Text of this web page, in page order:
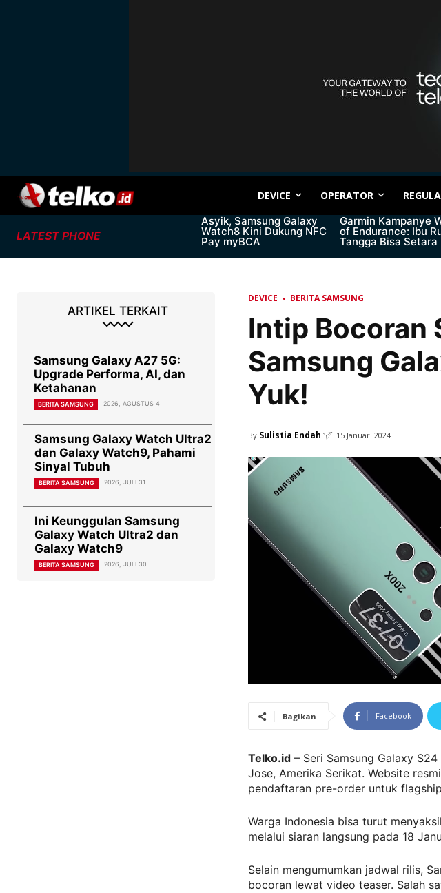
DEVICE OPERATOR
LATEST PHONE
Asyik, Samsung Galaxy
Watch8 Kini Dukung NFC
Pay myBCA
Garmin Kampanye
of Endurance: Ibu
Tangga Bisa Setara
ARTIKEL TERKAIT
Samsung Galaxy A27 5G:
Upgrade Performa, AI, dan
Ketahanan
BERITA SAMSUNG 2026, AGUSTUS 4
Samsung Galaxy Watch Ultra2
dan Galaxy Watch9, Pahami
Sinyal Tubuh
BERITA SAMSUNG 2026, JULI 31
Ini Keunggulan Samsung
Galaxy Watch Ultra2 dan
Galaxy Watch9
BERITA SAMSUNG 2026, JULI 30
DEVICE BERITA SAMSUNG
Intip Bocoran
Samsung
Yuk!
By Sulistia Endah 15 Januari 2024
Bagikan Facebook
Telko.id – Seri Samsung Galaxy
Jose, Amerika Serikat. Website
pendaftaran pre-order untuk
Warga Indonesia bisa turut
melalui siaran langsung pada 18
Selain mengumumkan jadwal rilis,
bocoran lewat video teaser. Salah